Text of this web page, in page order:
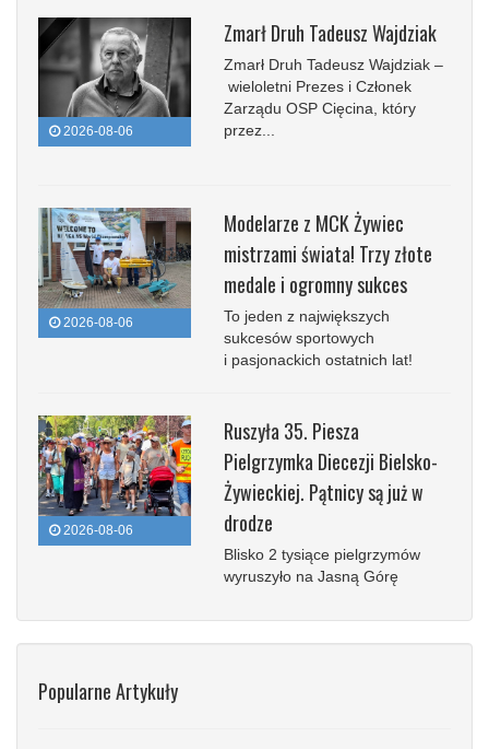
2026-08-06
Zmarł Druh Tadeusz Wajdziak
Zmarł Druh Tadeusz Wajdziak –
wieloletni Prezes i Członek
Zarządu OSP Cięcina, który
przez...
2026-08-06
Modelarze z MCK Żywiec
mistrzami świata! Trzy złote
medale i ogromny sukces
To jeden z największych
sukcesów sportowych
i pasjonackich ostatnich lat!
2026-08-06
Ruszyła 35. Piesza
Pielgrzymka Diecezji Bielsko-
Żywieckiej. Pątnicy są już w
drodze
Blisko 2 tysiące pielgrzymów
wyruszyło na Jasną Górę
Popularne Artykuły